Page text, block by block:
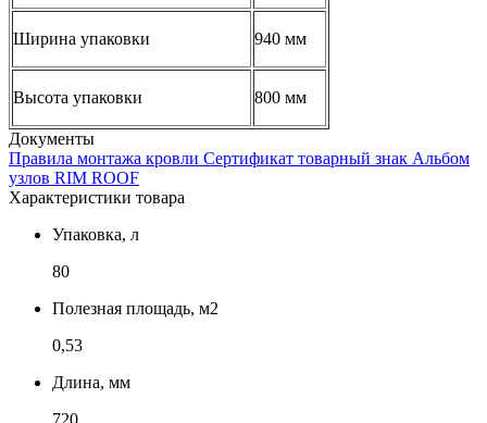
Ширина упаковки 940 мм
Высота упаковки 800 мм
Документы
Правила монтажа кровли Сертификат товарный знак Альбом
узлов RIM ROOF
Характеристики товара
Упаковка, л
80
Полезная площадь, м2
0,53
Длина, мм